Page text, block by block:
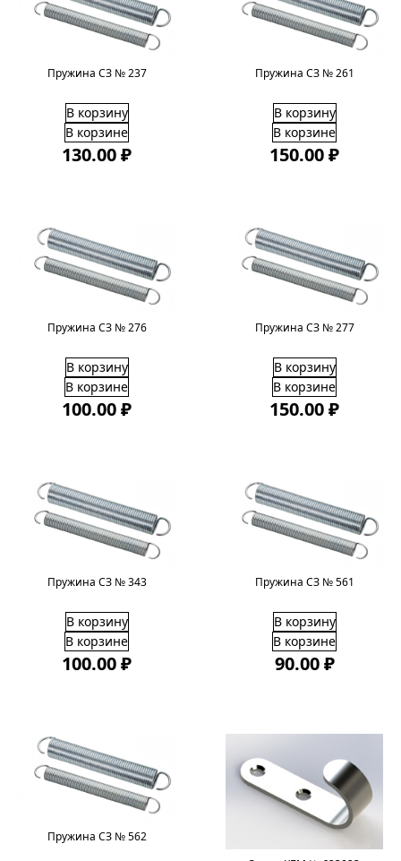
Пружина СЗ № 237
В корзину
В корзине
130.00 ₽
Пружина СЗ № 261
В корзину
В корзине
150.00 ₽
Пружина СЗ № 276
В корзину
В корзине
100.00 ₽
Пружина СЗ № 277
В корзину
В корзине
150.00 ₽
Пружина СЗ № 343
В корзину
В корзине
100.00 ₽
Пружина СЗ № 561
В корзину
В корзине
90.00 ₽
Пружина СЗ № 562